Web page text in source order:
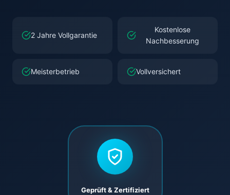
2 Jahre Vollgarantie
Kostenlose
Nachbesserung
Meisterbetrieb Vollversichert
Geprüft & Zertifiziert